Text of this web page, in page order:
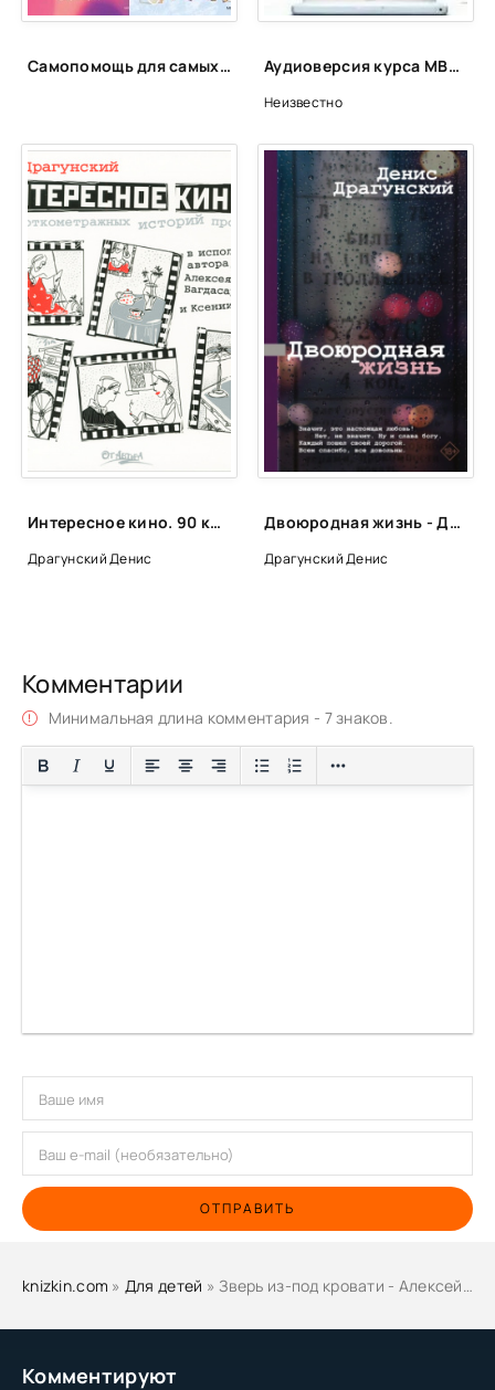
Комментируют
Самопомощь для самых маленьких Аудиоверсия курса MBA Start, модули 11-15
Неизвестно
Интересное кино. 90 короткометражных историй про жизнь - Денис Драгунский
Драгунский Денис
Двоюродная жизнь - Денис Драгунский
Драгунский Денис
Комментарии
Минимальная длина комментария - 7 знаков.
ОТПРАВИТЬ
knizkin.com » Для детей » Зверь из-под кровати - Алексей Карташов